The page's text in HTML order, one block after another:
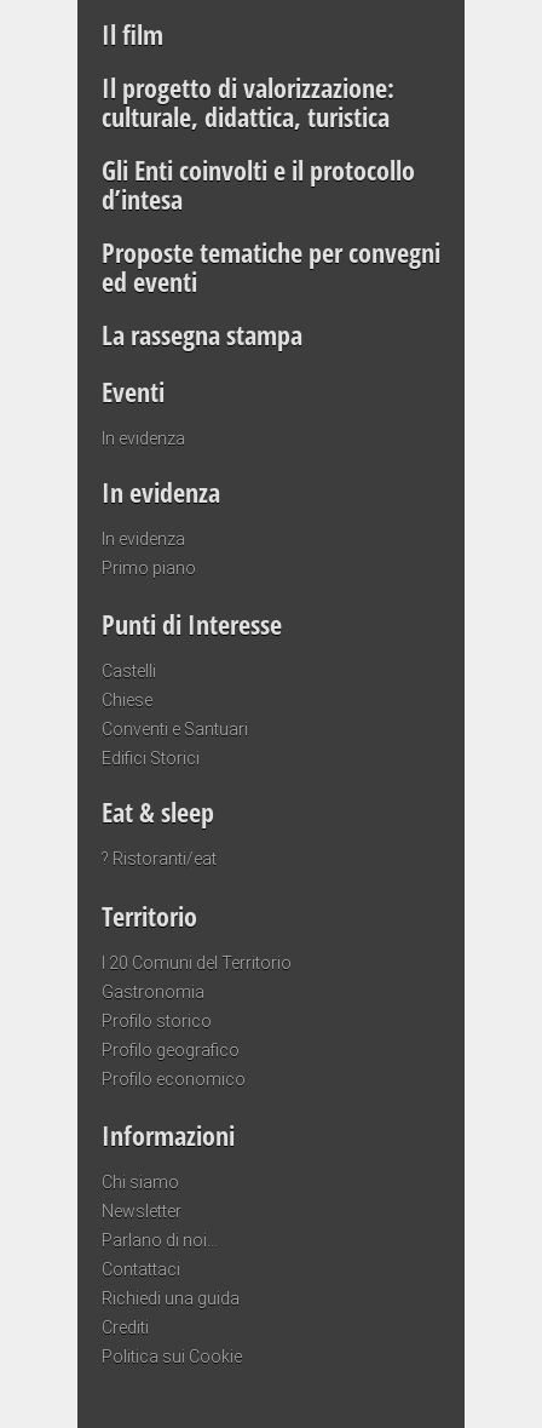
Il film
Il progetto di valorizzazione:
culturale, didattica, turistica
Gli Enti coinvolti e il protocollo
d’intesa
Proposte tematiche per convegni
ed eventi
La rassegna stampa
Eventi
In evidenza
In evidenza
In evidenza
Primo piano
Punti di Interesse
Castelli
Chiese
Conventi e Santuari
Edifici Storici
Eat & sleep
? Ristoranti/eat
Territorio
I 20 Comuni del Territorio
Gastronomia
Profilo storico
Profilo geografico
Profilo economico
Informazioni
Chi siamo
Newsletter
Parlano di noi…
Contattaci
Richiedi una guida
Crediti
Politica sui Cookie